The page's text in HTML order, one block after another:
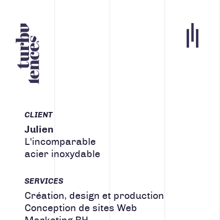
Nos services
Carrières
Blogue
Contact
ACCUEIL
INFOLETTRE
CLIENT
Julien
L'incomparable
acier inoxydable
SERVICES
Création, design et production
Conception de sites Web